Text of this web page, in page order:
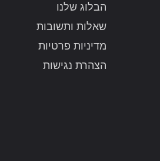
הבלוג שלנו
שאלות ותשובות
מדיניות פרטיות
הצהרת נגישות